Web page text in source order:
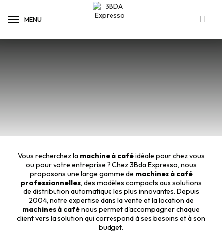
Vous recherchez la machine à caféidéale pour chez vous
ou pour votre entreprise ? Chez 3Bda Expresso, nous
proposons une large gamme de machines à café
professionnelles, des modèles compacts aux solutions
de distribution automatique les plus innovantes. Depuis
2004, notre expertise dans la vente et la location de
machines à cafénous permet d'accompagner chaque
client vers la solution qui correspond à ses besoins et à son
budget.